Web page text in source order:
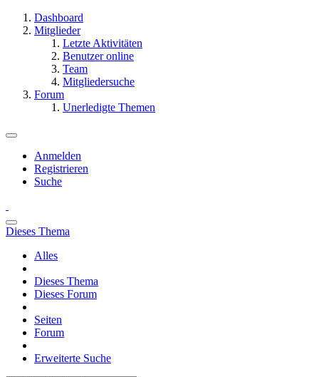
Dashboard
Mitglieder
Letzte Aktivitäten
Benutzer online
Team
Mitgliedersuche
Forum
Unerledigte Themen
Anmelden
Registrieren
Suche
Dieses Thema
Alles
Dieses Thema
Dieses Forum
Seiten
Forum
Erweiterte Suche